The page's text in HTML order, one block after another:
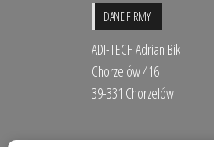
DANE FIRMY
ADI-TECH Adrian Bik
Chorzelów 416
39-331 Chorzelów